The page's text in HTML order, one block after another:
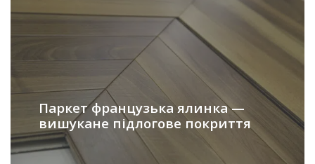
Паркет французька ялинка —
вишукане підлогове покриття